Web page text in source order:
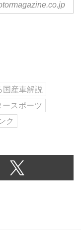
国産車解説
ースポーツ
ク